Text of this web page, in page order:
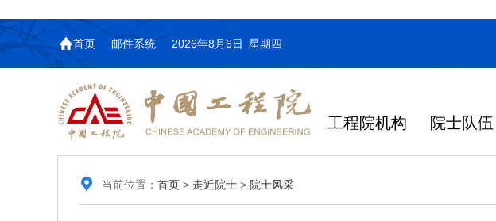
首页 邮件系统 2026年8月6日 星期四
工程院机构 院士队伍
当前位置： 首页> 走近院士> 院士风采